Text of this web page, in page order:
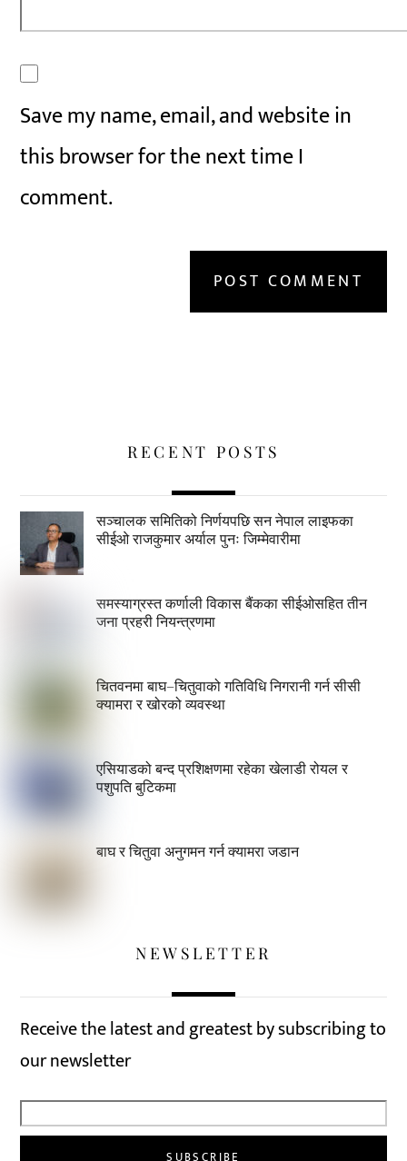
Save my name, email, and website in
this browser for the next time I
comment.
RECENT POSTS
सञ्चालक समितिको निर्णयपछि सन नेपाल लाइफका
सीईओ राजकुमार अर्याल पुनः जिम्मेवारीमा
समस्याग्रस्त कर्णाली विकास बैंकका सीईओसहित तीन
जना प्रहरी नियन्त्रणमा
चितवनमा बाघ–चितुवाको गतिविधि निगरानी गर्न सीसी
क्यामरा र खोरको व्यवस्था
एसियाडको बन्द प्रशिक्षणमा रहेका खेलाडी रोयल र
पशुपति बुटिकमा
बाघ र चितुवा अनुगमन गर्न क्यामरा जडान
NEWSLETTER
Receive the latest and greatest by subscribing to
our newsletter